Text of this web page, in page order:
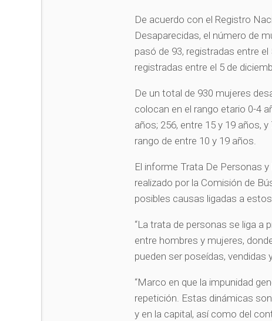
De acuerdo con el Registro
Desaparecidas, el número de
pasó de 93, registradas entre el
registradas entre el 5 de
De un total de 930 mujeres
colocan en el rango etario 0-4
años; 256, entre 15 y 19 años,
rango de entre 10 y 19 años.
El informe Trata De Personas
realizado por la Comisión de
posibles causas ligadas a
“La trata de personas se liga a
entre hombres y mujeres,
pueden ser poseídas, vendidas
“Marco en que la impunidad
repetición. Estas dinámicas
y en la capital, así como del